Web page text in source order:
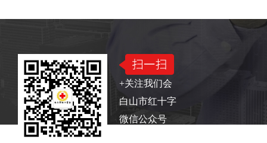
+关注我们会
白山市红十字
微信公众号